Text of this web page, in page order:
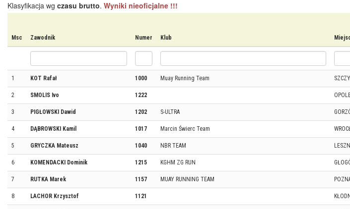
Klasyfikacja wg czasu brutto. Wyniki nieoficjalne !!!
Msc Zawodnik Numer Klub
1 KOT Rafał 1000 Muay Running Team
2 SMOLIS Ivo 1222
3 PIGŁOWSKI Dawid 1202 S-ULTRA
4 DĄBROWSKI Kamil 1017 Marcin Świerc Team
5 GRYCZKA Mateusz 1040 NBR TEAM
6 KOMENDACKI Dominik 1215 KGHM ZG RUN
7 RUTKA Marek 1157 MUAY RUNNING TEAM
8 LACHOR Krzysztof 1121